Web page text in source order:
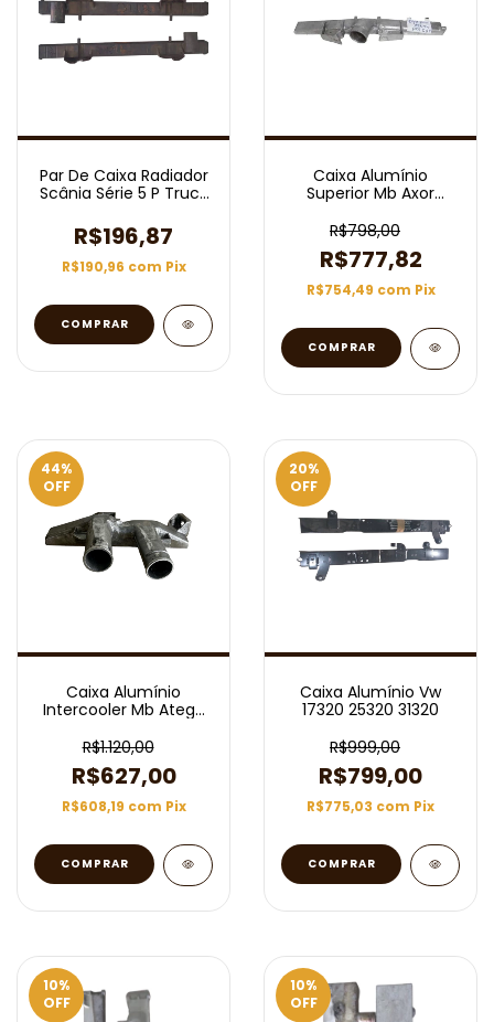
Par De Caixa Radiador
Scânia Série 5 P Truck
R$196,87
R$190,96 com Pix
Caixa Alumínio
Superior Mb Axor
R$798,00
R$777,82
R$754,49 com Pix
44%
OFF
Caixa Alumínio
Intercooler Mb Atego
R$1.120,00
R$627,00
R$608,19 com Pix
20%
OFF
Caixa Alumínio Vw
17320 25320 31320
R$999,00
R$799,00
R$775,03 com Pix
10%
OFF
10%
OFF